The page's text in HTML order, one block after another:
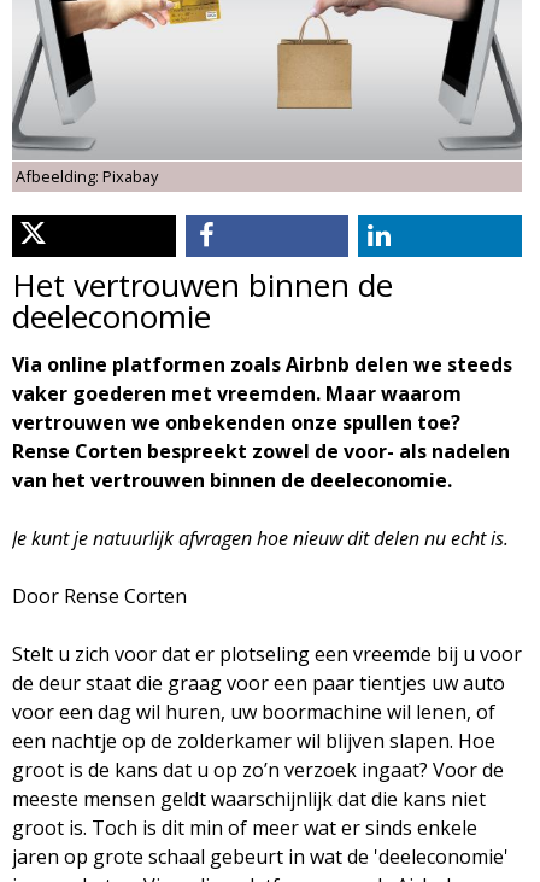
o
l
o
g
i
e
M
a
g
a
z
i
n
e
m
e
n
u
Afbeelding: Pixabay
Het vertrouwen binnen de
deeleconomie
Via online platformen zoals Airbnb delen we steeds
vaker goederen met vreemden. Maar waarom
vertrouwen we onbekenden onze spullen toe?
Rense Corten bespreekt zowel de voor- als nadelen
van het vertrouwen binnen de deeleconomie.
Je kunt je natuurlijk afvragen hoe nieuw dit delen nu echt is.
Door Rense Corten
Stelt u zich voor dat er plotseling een vreemde bij u voor
de deur staat die graag voor een paar tientjes uw auto
voor een dag wil huren, uw boormachine wil lenen, of
een nachtje op de zolderkamer wil blijven slapen. Hoe
groot is de kans dat u op zo’n verzoek ingaat? Voor de
meeste mensen geldt waarschijnlijk dat die kans niet
groot is. Toch is dit min of meer wat er sinds enkele
jaren op grote schaal gebeurt in wat de 'deeleconomie'